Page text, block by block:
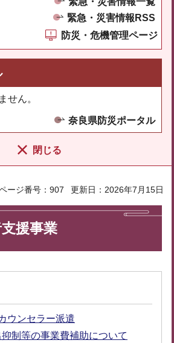
緊急・災害情報RSS
防災・危機管理ページ
せん。
奈良県防災ポータル
閉じる
ージ番号：907 更新日：2026年7月15日
援事業
ウンセラー派遣
制等の事業費補助について